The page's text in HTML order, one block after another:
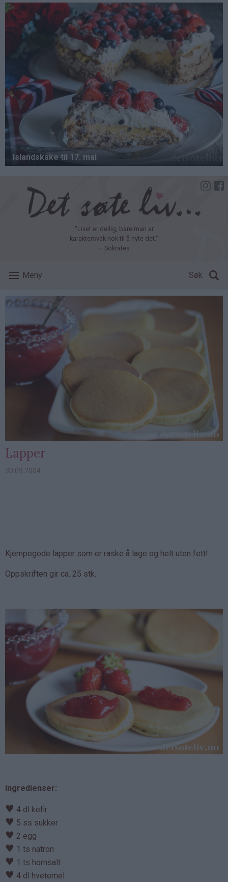
Hopp
hovedinnhold
"Livet er deilig, bare man er
karaktersvak nok til å nyte det."
– Sokrates
Meny Søk
Lapper
30.09.2004
Kjempegode lapper som er raske å lage og helt uten fett!
Oppskriften gir ca. 25 stk.
Ingredienser:
♥ 4 dl kefir
♥ 5 ss sukker
♥ 2 egg
♥ 1 ts natron
♥ 1 ts hornsalt
♥ 4 dl hvetemel